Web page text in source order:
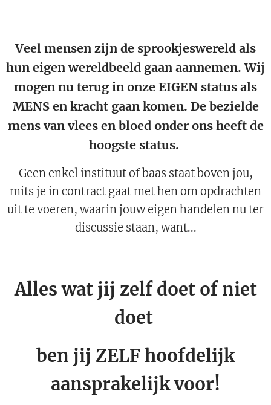
Veel mensen zijn de sprookjeswereld als
hun eigen wereldbeeld gaan aannemen. Wij
mogen nu terug in onze EIGEN status als
MENS en kracht gaan komen. De bezielde
mens van vlees en bloed onder ons heeft de
hoogste status.
Geen enkel instituut of baas staat boven jou,
mits je in contract gaat met hen om opdrachten
uit te voeren, waarin jouw eigen handelen nu ter
discussie staan, want...
Alles wat jij zelf doet of niet
doet
ben jij ZELF hoofdelijk
aansprakelijk voor!